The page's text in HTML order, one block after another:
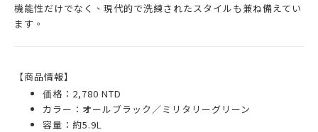
機能性だけでなく、現代的で洗練されたスタイルも兼ね備えてい
ます。
【商品情報】
価格：2,780 NTD
カラー：オールブラック／ミリタリーグリーン
容量：約5.9L